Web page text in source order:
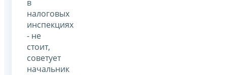
в
налоговых
инспекциях
- не
стоит,
советует
начальник